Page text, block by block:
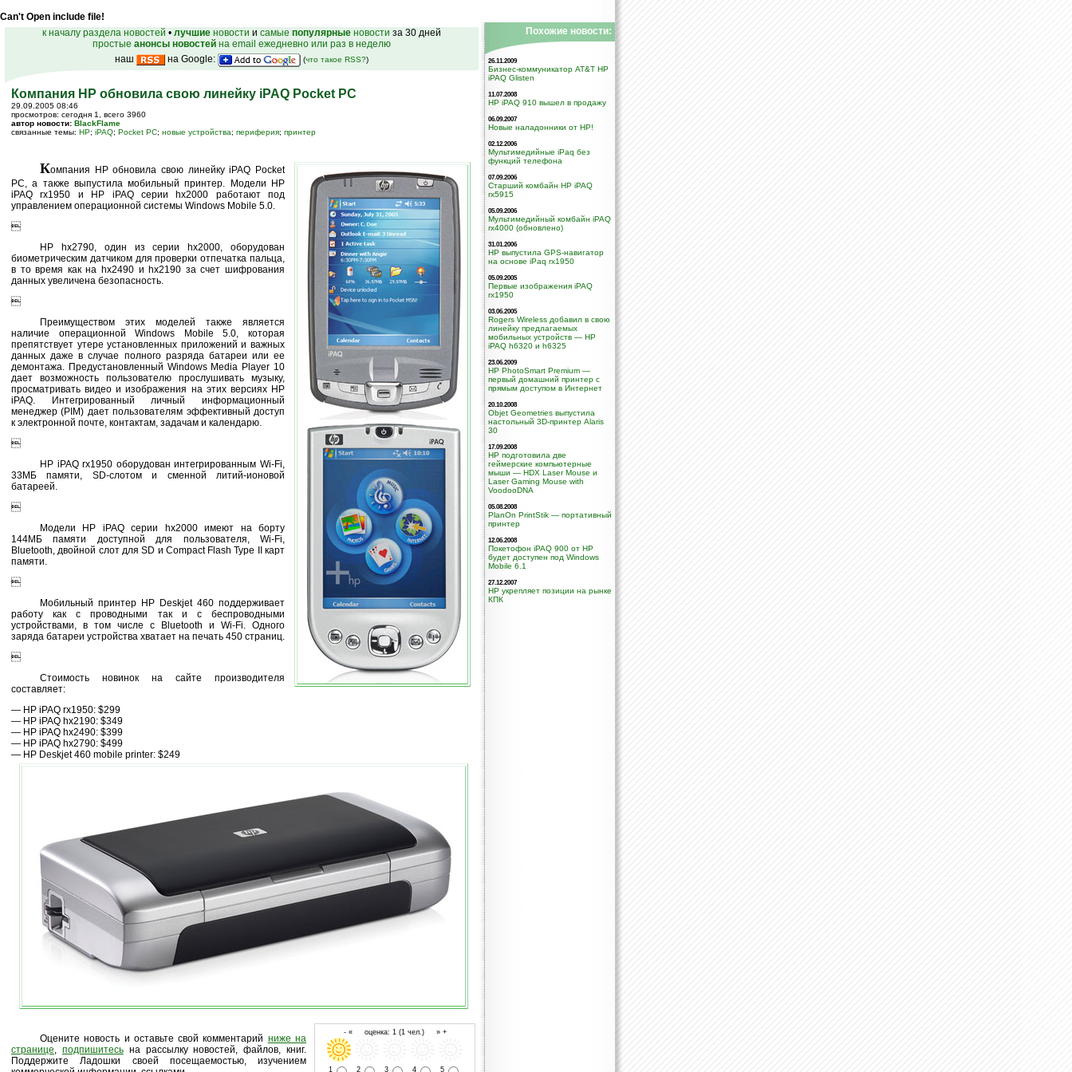
Can't Open include file!
к началу раздела новостей • лучшие новости и самые популярные новости за 30 дней
простые анонсы новостей на email ежедневно или раз в неделю
наш
на Google: (что такое RSS?)
Компания HP обновила свою линейку iPAQ Pocket PC
29.09.2005 08:46
просмотров: сегодня 1, всего 3960
автор новости: BlackFlame
связанные темы: HP; iPAQ; Pocket PC; новые устройства; периферия; принтер
Компания HP обновила свою линейку iPAQ Pocket
PC, а также выпустила мобильный принтер. Модели HP
iPAQ rx1950 и HP iPAQ серии hx2000 работают под
управлением операционной системы Windows Mobile 5.0.

HP hx2790, один из серии hx2000, оборудован
биометрическим датчиком для проверки отпечатка пальца,
в то время как на hx2490 и hx2190 за счет шифрования
данных увеличена безопасность.

Преимуществом этих моделей также является
наличие операционной Windows Mobile 5.0, которая
препятствует утере установленных приложений и важных
данных даже в случае полного разряда батареи или ее
демонтажа. Предустановленный Windows Media Player 10
дает возможность пользователю прослушивать музыку,
просматривать видео и изображения на этих версиях HP
iPAQ. Интегрированный личный информационный
менеджер (PIM) дает пользователям эффективный доступ
к электронной почте, контактам, задачам и календарю.

HP iPAQ rx1950 оборудован интегрированным Wi-Fi,
33МБ памяти, SD-слотом и сменной литий-ионовой
батареей.

Модели HP iPAQ серии hx2000 имеют на борту
144МБ памяти доступной для пользователя, Wi-Fi,
Bluetooth, двойной слот для SD и Compact Flash Type II карт
памяти.

Мобильный принтер HP Deskjet 460 поддерживает
работу как с проводными так и с беспроводными
устройствами, в том числе с Bluetooth и Wi-Fi. Одного
заряда батареи устройства хватает на печать 450 страниц.

Стоимость новинок на сайте производителя
составляет:
— HP iPAQ rx1950: $299
— HP iPAQ hx2190: $349
— HP iPAQ hx2490: $399
— HP iPAQ hx2790: $499
— HP Deskjet 460 mobile printer: $249
- « оценка: 1 (1 чел.) » +
1 2 3 4 5
Оцените новость и оставьте свой комментарий ниже на
странице, подпишитесьна рассылку новостей, файлов, книг.
Поддержите Ладошки своей посещаемостью, изучением
Похожие новости:
26.11.2009
Бизнес-коммуникатор AT&T HP
iPAQ Glisten
11.07.2008
HP iPAQ 910 вышел в продажу
06.09.2007
Новые наладонники от HP!
02.12.2006
Мультимедийные iPaq без
функций телефона
07.09.2006
Старший комбайн HP iPAQ
rx5915
05.09.2006
Мультимедийный комбайн iPAQ
rx4000 (обновлено)
31.01.2006
HP выпустила GPS-навигатор
на основе iPaq rx1950
05.09.2005
Первые изображения iPAQ
rx1950
03.06.2005
Rogers Wireless добавил в свою
линейку предлагаемых
мобильных устройств — HP
iPAQ h6320 и h6325
23.06.2009
HP PhotoSmart Premium —
первый домашний принтер с
прямым доступом в Интернет
20.10.2008
Objet Geometries выпустила
настольный 3D-принтер Alaris
30
17.09.2008
HP подготовила две
геймерские компьютерные
мыши — HDX Laser Mouse и
Laser Gaming Mouse with
VoodooDNA
05.08.2008
PlanOn PrintStik — портативный
принтер
12.06.2008
Покетофон iPAQ 900 от HP
будет доступен под Windows
Mobile 6.1
27.12.2007
HP укрепляет позиции на рынке
КПК